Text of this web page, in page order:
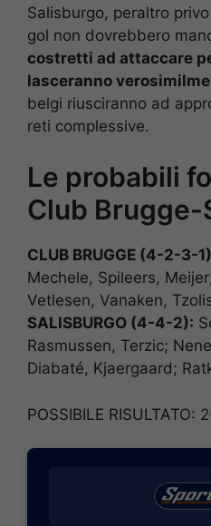
Salisburgo, peraltro
gol non dovrebbero
costretti ad attaccare
lasceranno
belgi riusciranno ad
reti complessive.
Le probabili
Club Brugge-
CLUB BRUGGE (4-2-3-
Mechele, Spileers,
Vetlesen, Vanaken,
SALISBURGO (4-4-2):
Rasmussen, Terzic;
Diabaté, Kjaergaard;
POSSIBILE RISULTATO: